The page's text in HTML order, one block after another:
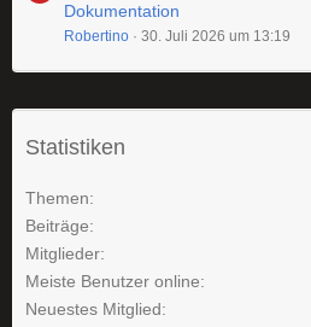
Dokumentation
Robertino 30. Juli 2026 um 13:19
Statistiken
Themen
Beiträge
Mitglieder
Meiste Benutzer online
Neuestes Mitglied